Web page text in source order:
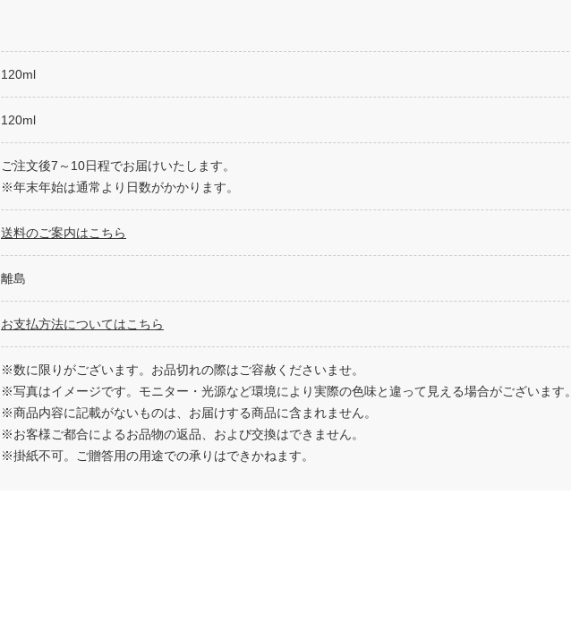
120ml
120ml
ご注文後7～10日程でお届けいたします。
※年末年始は通常より日数がかかります。
送料のご案内はこちら
離島
お支払方法についてはこちら
※数に限りがございます。お品切れの際はご容赦くださいませ。
※写真はイメージです。モニター・光源など環境により実際の色味と違って見える場合がございます。
※商品内容に記載がないものは、お届けする商品に含まれません。
※お客様ご都合によるお品物の返品、および交換はできません。
※掛紙不可。ご贈答用の用途での承りはできかねます。